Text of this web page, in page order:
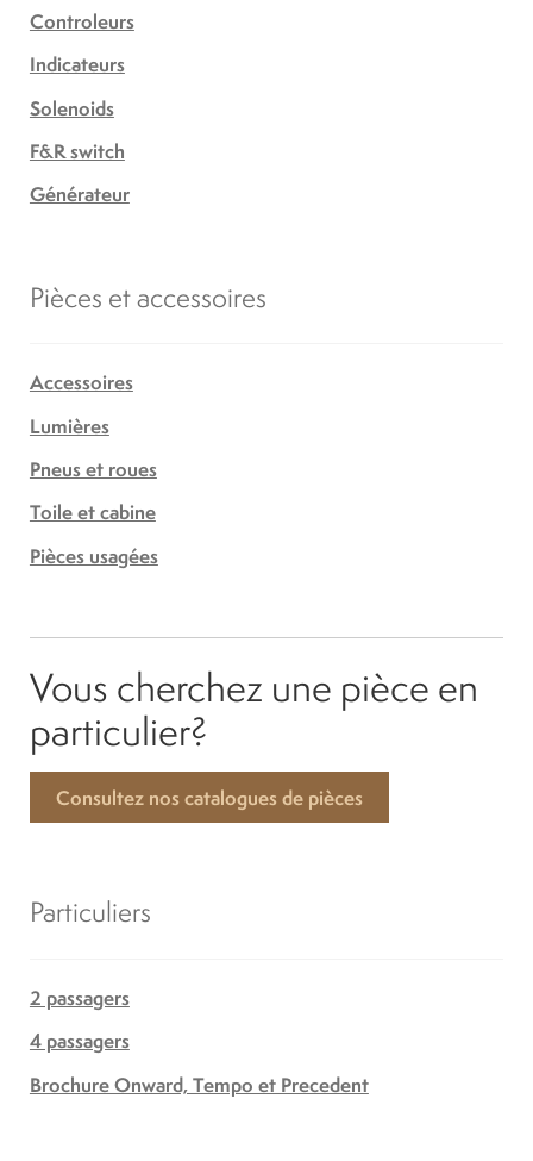
Controleurs
Indicateurs
Solenoids
F&R switch
Générateur
Pièces et accessoires
Accessoires
Lumières
Pneus et roues
Toile et cabine
Pièces usagées
Vous cherchez une pièce en
particulier?
Consultez nos catalogues de pièces
Particuliers
2 passagers
4 passagers
Brochure Onward, Tempo et Precedent